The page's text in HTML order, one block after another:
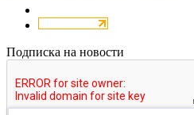
Подписка на новости